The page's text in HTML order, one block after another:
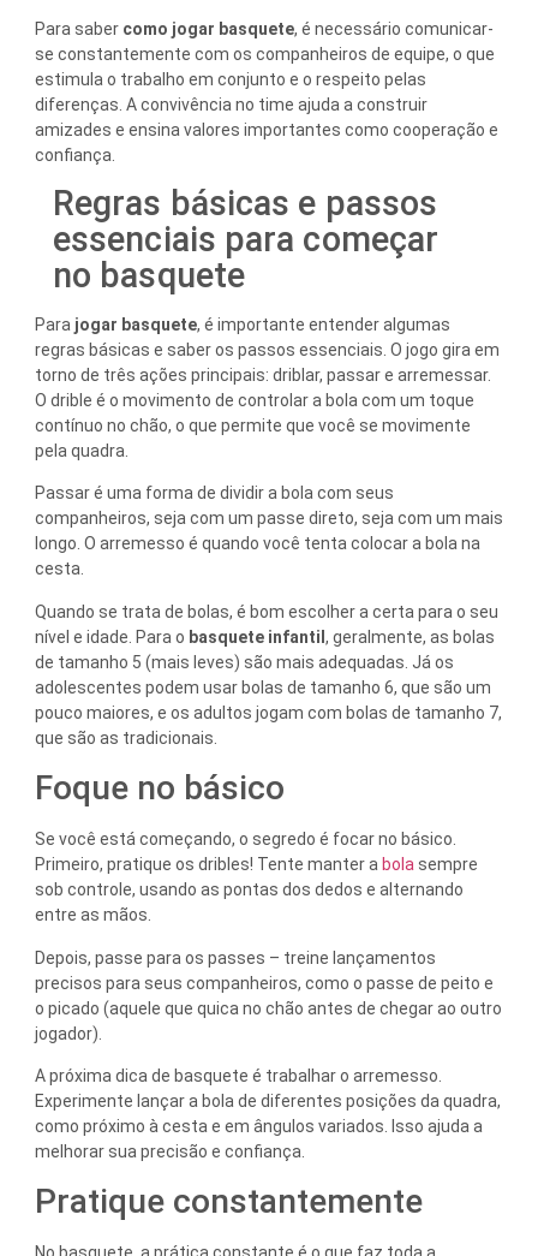
Para saber como jogar basquete, é necessário comunicar-
se constantemente com os companheiros de equipe, o que
estimula o trabalho em conjunto e o respeito pelas
diferenças. A convivência no time ajuda a construir
amizades e ensina valores importantes como cooperação e
confiança.
Regras básicas e passos
essenciais para começar
no basquete
Para jogar basquete, é importante entender algumas
regras básicas e saber os passos essenciais. O jogo gira em
torno de três ações principais: driblar, passar e arremessar.
O drible é o movimento de controlar a bola com um toque
contínuo no chão, o que permite que você se movimente
pela quadra.
Passar é uma forma de dividir a bola com seus
companheiros, seja com um passe direto, seja com um mais
longo. O arremesso é quando você tenta colocar a bola na
cesta.
Quando se trata de bolas, é bom escolher a certa para o seu
nível e idade. Para o basquete infantil , geralmente, as bolas
de tamanho 5 (mais leves) são mais adequadas. Já os
adolescentes podem usar bolas de tamanho 6, que são um
pouco maiores, e os adultos jogam com bolas de tamanho 7,
que são as tradicionais.
Foque no básico
Se você está começando, o segredo é focar no básico.
Primeiro, pratique os dribles! Tente manter a bola sempre
sob controle, usando as pontas dos dedos e alternando
entre as mãos.
Depois, passe para os passes – treine lançamentos
precisos para seus companheiros, como o passe de peito e
o picado (aquele que quica no chão antes de chegar ao outro
jogador).
A próxima dica de basquete é trabalhar o arremesso.
Experimente lançar a bola de diferentes posições da quadra,
como próximo à cesta e em ângulos variados. Isso ajuda a
melhorar sua precisão e confiança.
Pratique constantemente